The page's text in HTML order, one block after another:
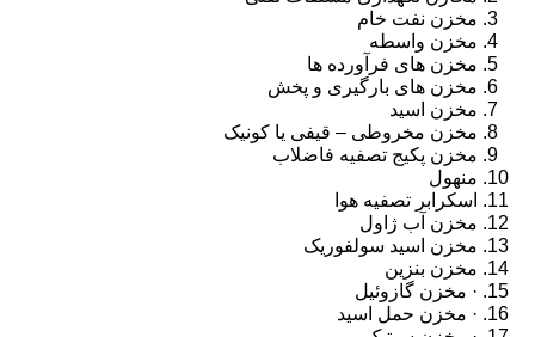
مخزن نفت خام
مخزن واسطه
مخزن های فرآورده ها
مخزن های بارگیری و پخش
مخزن اسید
مخزن مخروطی – قیفی یا کونیک
مخزن پکیج تصفیه فاضلاب
منهول
اسکرابر تصفیه هوا
مخزن آب ژاول
مخزن اسید سولفوریک
مخزن بنزین
· مخزن گازوئیل
· مخزن حمل اسید